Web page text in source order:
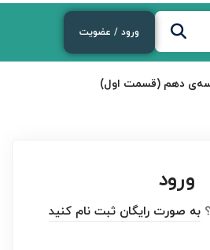
ورود / عضویت
دهم (قسمت اول)
ورود
به صورت رایگان ثبت نام کنید